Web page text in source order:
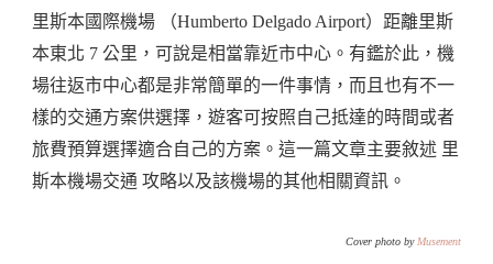
巴
士、
計
程
車
以
里斯本國際機場 （Humberto Delgado Airport）距離里斯
本東北 7 公里，可說是相當靠近市中心。有鑑於此，機
場往返市中心都是非常簡單的一件事情，而且也有不一
樣的交通方案供選擇，遊客可按照自己抵達的時間或者
旅費預算選擇適合自己的方案。這一篇文章主要敘述 里
斯本機場交通 攻略以及該機場的其他相關資訊。
Cover photo by Musement